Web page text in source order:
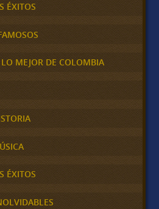
ÉXITOS
MEJOR DE COLOMBIA
ÉXITOS